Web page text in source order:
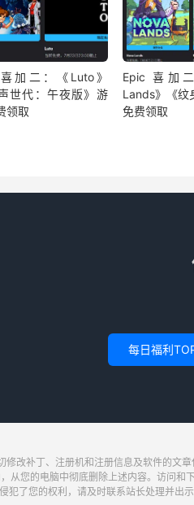
加二：《Luto》
世代：午夜版》游
领取
Epic 喜加
Lands》《纹
免费领取
每日福利
修改补丁、注册机和注册信息及软件的文
从您的电脑中彻底删除上述内容。访问
犯了您的权利，请及时联系站长处理并